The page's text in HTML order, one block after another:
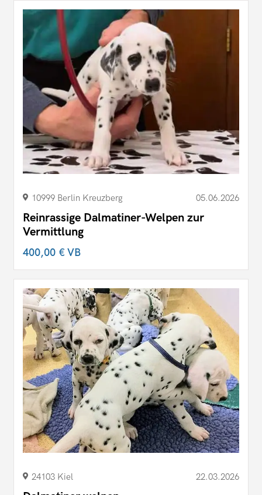
10999 Berlin Kreuzberg 05.06.2026
Reinrassige Dalmatiner-Welpen zur
Vermittlung
400,00 €VB
24103 Kiel 22.03.2026